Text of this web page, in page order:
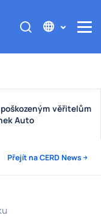
věřitelům
Auto
Přejít na CERD News